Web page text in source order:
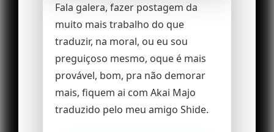
Fala galera, fazer postagem da
muito mais trabalho do que
traduzir, na moral, ou eu sou
preguiçoso mesmo, oque é mais
provável, bom, pra não demorar
mais, fiquem ai com Akai Majo
traduzido pelo meu amigo Shide.